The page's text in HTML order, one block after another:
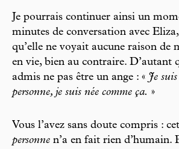
Je pourrais continuer ainsi un
minutes de conversation avec
qu’elle ne voyait aucune raison de
en vie, bien au contraire. D’autant
admis ne pas être un ange : « Je
personne, je suis née comme ça. »
Vous l’avez sans doute compris :
personne n’a en fait rien d’humain.